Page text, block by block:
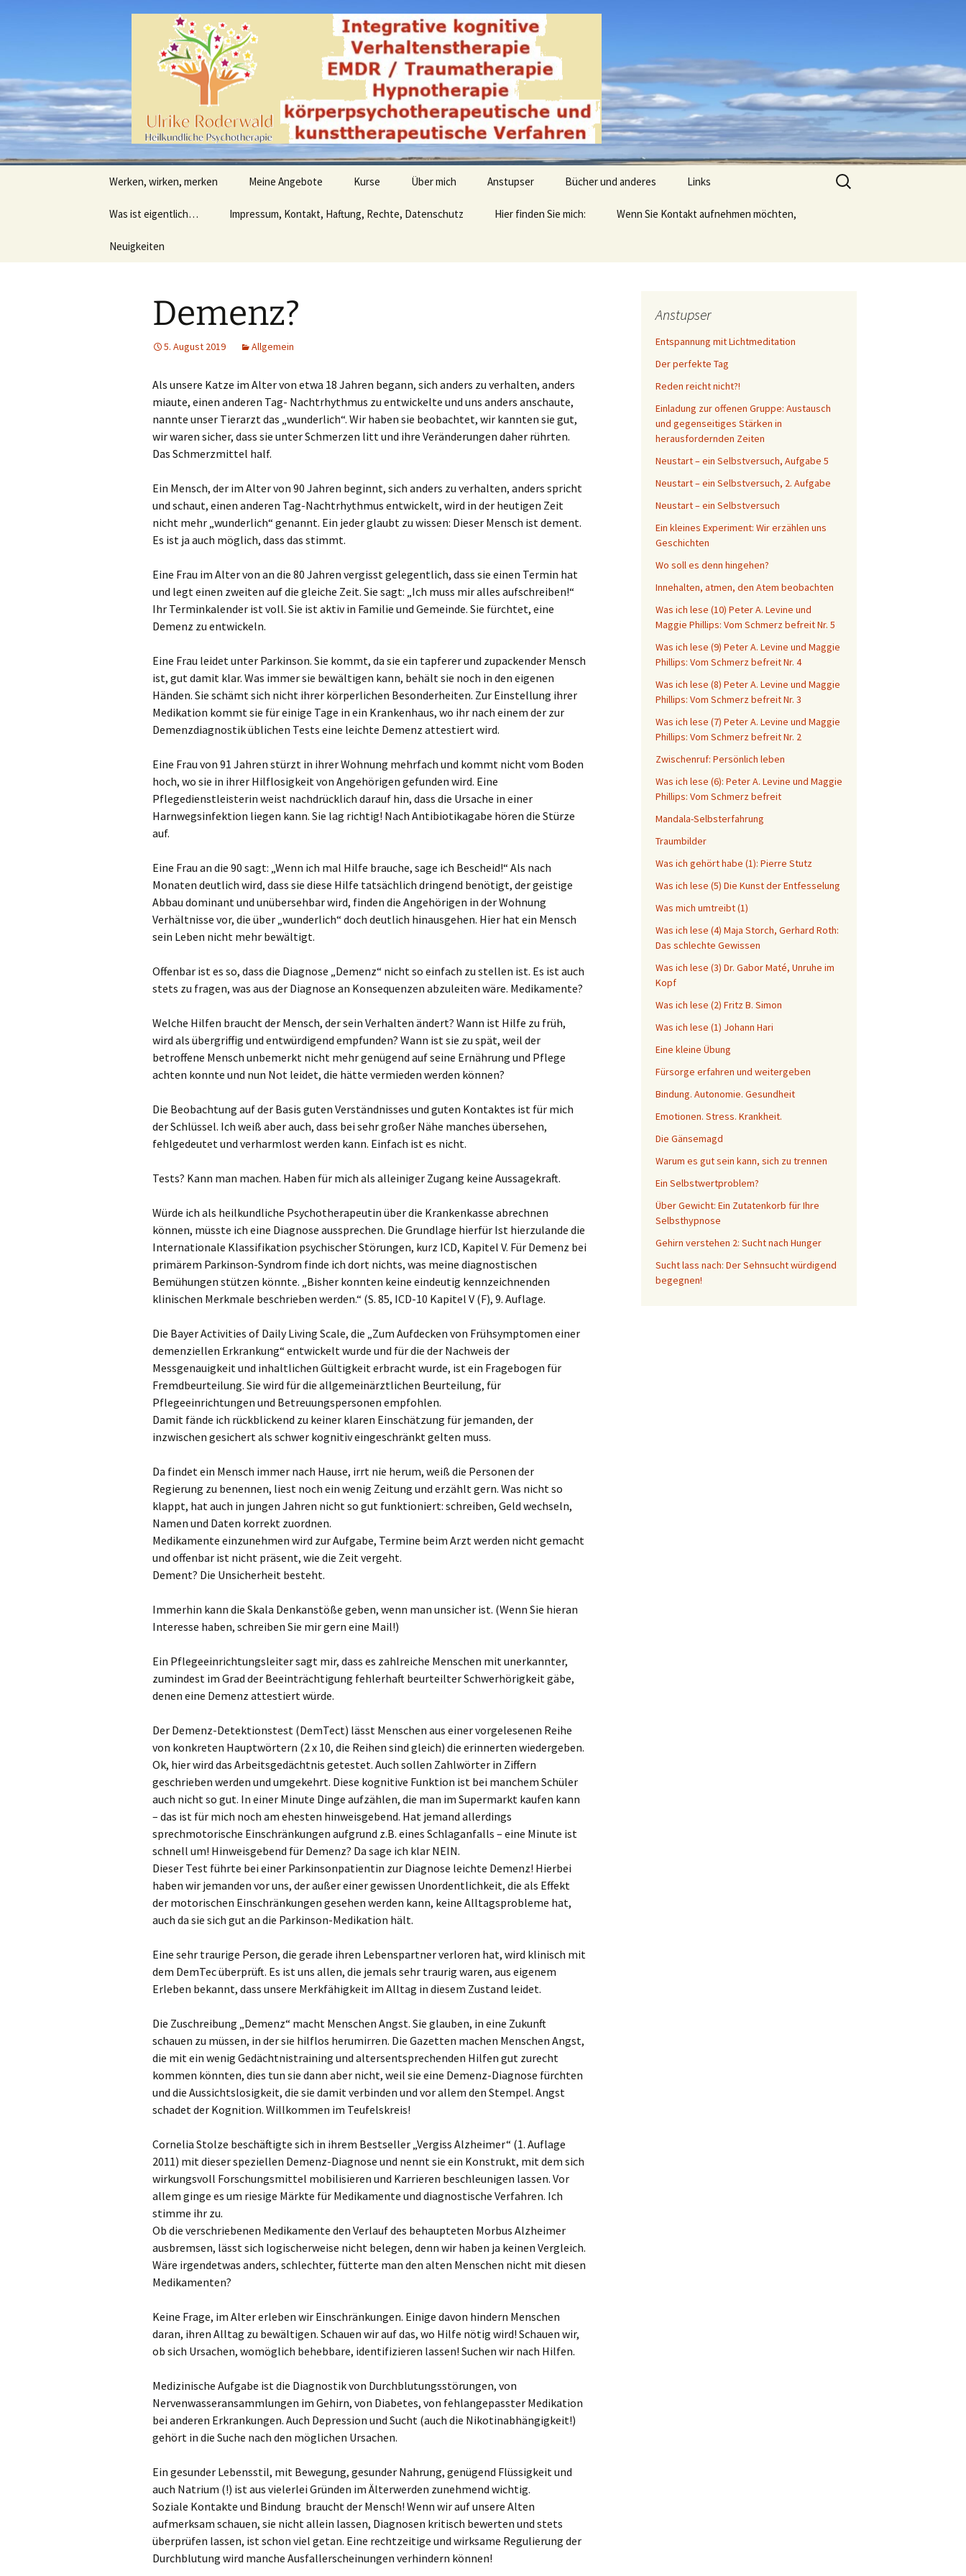
Ulrike Roderwald
Heilpraktische Psychotherapie
Werken, wirken, merken Meine Angebote Kurse Über mich Anstupser Bücher und anderes Links
Was ist eigentlich… Impressum, Kontakt, Haftung, Rechte, Datenschutz Hier finden Sie mich: Wenn Sie Kontakt aufnehmen möchten,
Neuigkeiten
Suche
nach:
Demenz?
5. August 2019 Allgemein
Als unsere Katze im Alter von etwa 18 Jahren begann, sich anders zu verhalten, anders
miaute, einen anderen Tag- Nachtrhythmus zu entwickelte und uns anders anschaute,
nannte unser Tierarzt das „wunderlich“. Wir haben sie beobachtet, wir kannten sie gut,
wir waren sicher, dass sie unter Schmerzen litt und ihre Veränderungen daher rührten.
Das Schmerzmittel half.
Ein Mensch, der im Alter von 90 Jahren beginnt, sich anders zu verhalten, anders spricht
und schaut, einen anderen Tag-Nachtrhythmus entwickelt, wird in der heutigen Zeit
nicht mehr „wunderlich“ genannt. Ein jeder glaubt zu wissen: Dieser Mensch ist dement.
Es ist ja auch möglich, dass das stimmt.
Eine Frau im Alter von an die 80 Jahren vergisst gelegentlich, dass sie einen Termin hat
und legt einen zweiten auf die gleiche Zeit. Sie sagt: „Ich muss mir alles aufschreiben!“
Ihr Terminkalender ist voll. Sie ist aktiv in Familie und Gemeinde. Sie fürchtet, eine
Demenz zu entwickeln.
Eine Frau leidet unter Parkinson. Sie kommt, da sie ein tapferer und zupackender Mensch
ist, gut damit klar. Was immer sie bewältigen kann, behält sie noch in den eigenen
Händen. Sie schämt sich nicht ihrer körperlichen Besonderheiten. Zur Einstellung ihrer
Medikation kommt sie für einige Tage in ein Krankenhaus, wo ihr nach einem der zur
Demenzdiagnostik üblichen Tests eine leichte Demenz attestiert wird.
Eine Frau von 91 Jahren stürzt in ihrer Wohnung mehrfach und kommt nicht vom Boden
hoch, wo sie in ihrer Hilflosigkeit von Angehörigen gefunden wird. Eine
Pflegedienstleisterin weist nachdrücklich darauf hin, dass die Ursache in einer
Harnwegsinfektion liegen kann. Sie lag richtig! Nach Antibiotikagabe hören die Stürze
auf.
Eine Frau an die 90 sagt: „Wenn ich mal Hilfe brauche, sage ich Bescheid!“ Als nach
Monaten deutlich wird, dass sie diese Hilfe tatsächlich dringend benötigt, der geistige
Abbau dominant und unübersehbar wird, finden die Angehörigen in der Wohnung
Verhältnisse vor, die über „wunderlich“ doch deutlich hinausgehen. Hier hat ein Mensch
sein Leben nicht mehr bewältigt.
Offenbar ist es so, dass die Diagnose „Demenz“ nicht so einfach zu stellen ist. Es ist auch
stets zu fragen, was aus der Diagnose an Konsequenzen abzuleiten wäre. Medikamente?
Welche Hilfen braucht der Mensch, der sein Verhalten ändert? Wann ist Hilfe zu früh,
wird als übergriffig und entwürdigend empfunden? Wann ist sie zu spät, weil der
betroffene Mensch unbemerkt nicht mehr genügend auf seine Ernährung und Pflege
achten konnte und nun Not leidet, die hätte vermieden werden können?
Die Beobachtung auf der Basis guten Verständnisses und guten Kontaktes ist für mich
der Schlüssel. Ich weiß aber auch, dass bei sehr großer Nähe manches übersehen,
fehlgedeutet und verharmlost werden kann. Einfach ist es nicht.
Tests? Kann man machen. Haben für mich als alleiniger Zugang keine Aussagekraft.
Würde ich als heilkundliche Psychotherapeutin über die Krankenkasse abrechnen
können, müsste ich eine Diagnose aussprechen. Die Grundlage hierfür Ist hierzulande die
Internationale Klassifikation psychischer Störungen, kurz ICD, Kapitel V. Für Demenz bei
primärem Parkinson-Syndrom finde ich dort nichts, was meine diagnostischen
Bemühungen stützen könnte. „Bisher konnten keine eindeutig kennzeichnenden
klinischen Merkmale beschrieben werden.“ (S. 85, ICD-10 Kapitel V (F), 9. Auflage.
Die Bayer Activities of Daily Living Scale, die „Zum Aufdecken von Frühsymptomen einer
demenziellen Erkrankung“ entwickelt wurde und für die der Nachweis der
Messgenauigkeit und inhaltlichen Gültigkeit erbracht wurde, ist ein Fragebogen für
Fremdbeurteilung. Sie wird für die allgemeinärztlichen Beurteilung, für
Pflegeeinrichtungen und Betreuungspersonen empfohlen.
Damit fände ich rückblickend zu keiner klaren Einschätzung für jemanden, der
inzwischen gesichert als schwer kognitiv eingeschränkt gelten muss.
Da findet ein Mensch immer nach Hause, irrt nie herum, weiß die Personen der
Regierung zu benennen, liest noch ein wenig Zeitung und erzählt gern. Was nicht so
klappt, hat auch in jungen Jahren nicht so gut funktioniert: schreiben, Geld wechseln,
Namen und Daten korrekt zuordnen.
Medikamente einzunehmen wird zur Aufgabe, Termine beim Arzt werden nicht gemacht
und offenbar ist nicht präsent, wie die Zeit vergeht.
Dement? Die Unsicherheit besteht.
Immerhin kann die Skala Denkanstöße geben, wenn man unsicher ist. (Wenn Sie hieran
Interesse haben, schreiben Sie mir gern eine Mail!)
Ein Pflegeeinrichtungsleiter sagt mir, dass es zahlreiche Menschen mit unerkannter,
zumindest im Grad der Beeinträchtigung fehlerhaft beurteilter Schwerhörigkeit gäbe,
denen eine Demenz attestiert würde.
Der Demenz-Detektionstest (DemTect) lässt Menschen aus einer vorgelesenen Reihe
von konkreten Hauptwörtern (2 x 10, die Reihen sind gleich) die erinnerten wiedergeben.
Ok, hier wird das Arbeitsgedächtnis getestet. Auch sollen Zahlwörter in Ziffern
geschrieben werden und umgekehrt. Diese kognitive Funktion ist bei manchem Schüler
auch nicht so gut. In einer Minute Dinge aufzählen, die man im Supermarkt kaufen kann
– das ist für mich noch am ehesten hinweisgebend. Hat jemand allerdings
sprechmotorische Einschränkungen aufgrund z.B. eines Schlaganfalls – eine Minute ist
schnell um! Hinweisgebend für Demenz? Da sage ich klar NEIN.
Dieser Test führte bei einer Parkinsonpatientin zur Diagnose leichte Demenz! Hierbei
haben wir jemanden vor uns, der außer einer gewissen Unordentlichkeit, die als Effekt
der motorischen Einschränkungen gesehen werden kann, keine Alltagsprobleme hat,
auch da sie sich gut an die Parkinson-Medikation hält.
Eine sehr traurige Person, die gerade ihren Lebenspartner verloren hat, wird klinisch mit
dem DemTec überprüft. Es ist uns allen, die jemals sehr traurig waren, aus eigenem
Erleben bekannt, dass unsere Merkfähigkeit im Alltag in diesem Zustand leidet.
Die Zuschreibung „Demenz“ macht Menschen Angst. Sie glauben, in eine Zukunft
schauen zu müssen, in der sie hilflos herumirren. Die Gazetten machen Menschen Angst,
die mit ein wenig Gedächtnistraining und altersentsprechenden Hilfen gut zurecht
kommen könnten, dies tun sie dann aber nicht, weil sie eine Demenz-Diagnose fürchten
und die Aussichtslosigkeit, die sie damit verbinden und vor allem den Stempel. Angst
schadet der Kognition. Willkommen im Teufelskreis!
Cornelia Stolze beschäftigte sich in ihrem Bestseller „Vergiss Alzheimer“ (1. Auflage
2011) mit dieser speziellen Demenz-Diagnose und nennt sie ein Konstrukt, mit dem sich
wirkungsvoll Forschungsmittel mobilisieren und Karrieren beschleunigen lassen. Vor
allem ginge es um riesige Märkte für Medikamente und diagnostische Verfahren. Ich
stimme ihr zu.
Ob die verschriebenen Medikamente den Verlauf des behaupteten Morbus Alzheimer
ausbremsen, lässt sich logischerweise nicht belegen, denn wir haben ja keinen Vergleich.
Wäre irgendetwas anders, schlechter, fütterte man den alten Menschen nicht mit diesen
Medikamenten?
Keine Frage, im Alter erleben wir Einschränkungen. Einige davon hindern Menschen
daran, ihren Alltag zu bewältigen. Schauen wir auf das, wo Hilfe nötig wird! Schauen wir,
ob sich Ursachen, womöglich behebbare, identifizieren lassen! Suchen wir nach Hilfen.
Medizinische Aufgabe ist die Diagnostik von Durchblutungsstörungen, von
Nervenwasseransammlungen im Gehirn, von Diabetes, von fehlangepasster Medikation
bei anderen Erkrankungen. Auch Depression und Sucht (auch die Nikotinabhängigkeit!)
gehört in die Suche nach den möglichen Ursachen.
Ein gesunder Lebensstil, mit Bewegung, gesunder Nahrung, genügend Flüssigkeit und
auch Natrium (!) ist aus vielerlei Gründen im Älterwerden zunehmend wichtig.
Soziale Kontakte und Bindung braucht der Mensch! Wenn wir auf unsere Alten
aufmerksam schauen, sie nicht allein lassen, Diagnosen kritisch bewerten und stets
überprüfen lassen, ist schon viel getan. Eine rechtzeitige und wirksame Regulierung der
Durchblutung wird manche Ausfallerscheinungen verhindern können!
Anstupser
Entspannung mit Lichtmeditation
Der perfekte Tag
Reden reicht nicht?!
Einladung zur offenen Gruppe: Austausch
und gegenseitiges Stärken in
herausfordernden Zeiten
Neustart – ein Selbstversuch, Aufgabe 5
Neustart – ein Selbstversuch, 2. Aufgabe
Neustart – ein Selbstversuch
Ein kleines Experiment: Wir erzählen uns
Geschichten
Wo soll es denn hingehen?
Innehalten, atmen, den Atem beobachten
Was ich lese (10) Peter A. Levine und
Maggie Phillips: Vom Schmerz befreit Nr. 5
Was ich lese (9) Peter A. Levine und Maggie
Phillips: Vom Schmerz befreit Nr. 4
Was ich lese (8) Peter A. Levine und Maggie
Phillips: Vom Schmerz befreit Nr. 3
Was ich lese (7) Peter A. Levine und Maggie
Phillips: Vom Schmerz befreit Nr. 2
Zwischenruf: Persönlich leben
Was ich lese (6): Peter A. Levine und Maggie
Phillips: Vom Schmerz befreit
Mandala-Selbsterfahrung
Traumbilder
Was ich gehört habe (1): Pierre Stutz
Was ich lese (5) Die Kunst der Entfesselung
Was mich umtreibt (1)
Was ich lese (4) Maja Storch, Gerhard Roth:
Das schlechte Gewissen
Was ich lese (3) Dr. Gabor Maté, Unruhe im
Kopf
Was ich lese (2) Fritz B. Simon
Was ich lese (1) Johann Hari
Eine kleine Übung
Fürsorge erfahren und weitergeben
Bindung. Autonomie. Gesundheit
Emotionen. Stress. Krankheit.
Die Gänsemagd
Warum es gut sein kann, sich zu trennen
Ein Selbstwertproblem?
Über Gewicht: Ein Zutatenkorb für Ihre
Selbsthypnose
Gehirn verstehen 2: Sucht nach Hunger
Sucht lass nach: Der Sehnsucht würdigend
begegnen!